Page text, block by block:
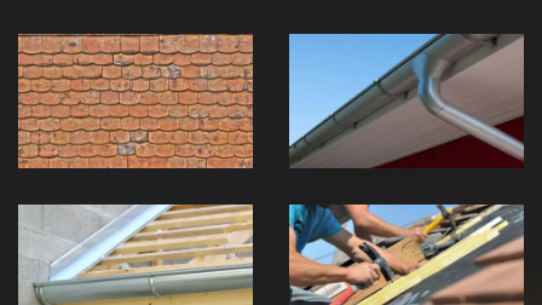
démoussage de
toiture 39
Jura
pose de
gouttière 39
Jura
Pose de
Chéneau 39
Jura
Réparation de
toiture 39
Jura